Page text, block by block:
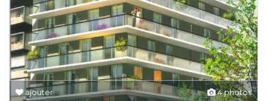
4 photos
ajouter